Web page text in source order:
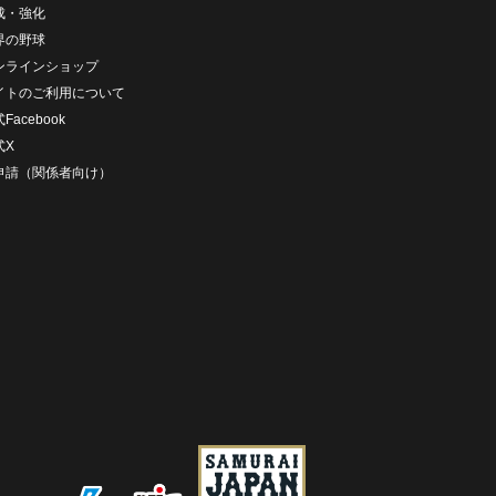
・強化
の野球
ラインショップ
トのご利用について
Facebook
X
請（関係者向け）